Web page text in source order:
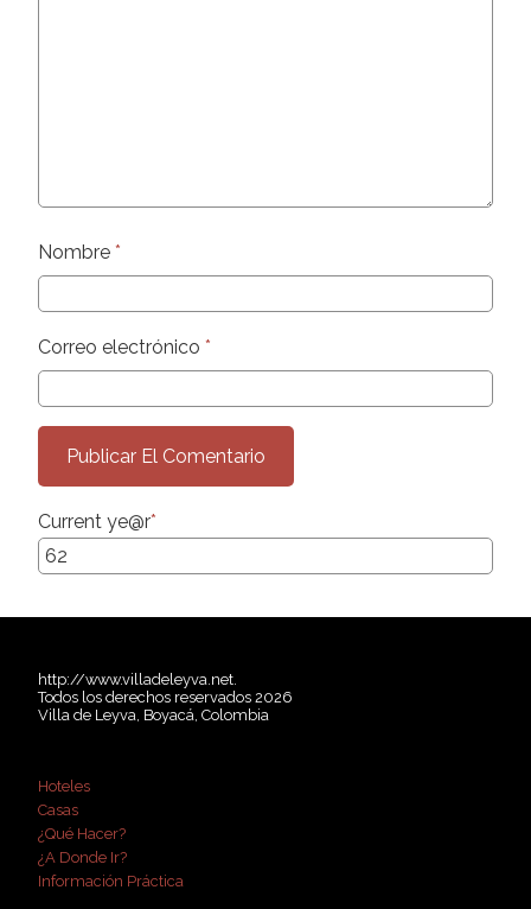
Nombre *
Correo electrónico *
Current ye@r*
http://www.villadeleyva.net.
Todos los derechos reservados 2026
Villa de Leyva, Boyacá, Colombia
Hoteles
Casas
¿Qué Hacer?
¿A Donde Ir?
Información Práctica